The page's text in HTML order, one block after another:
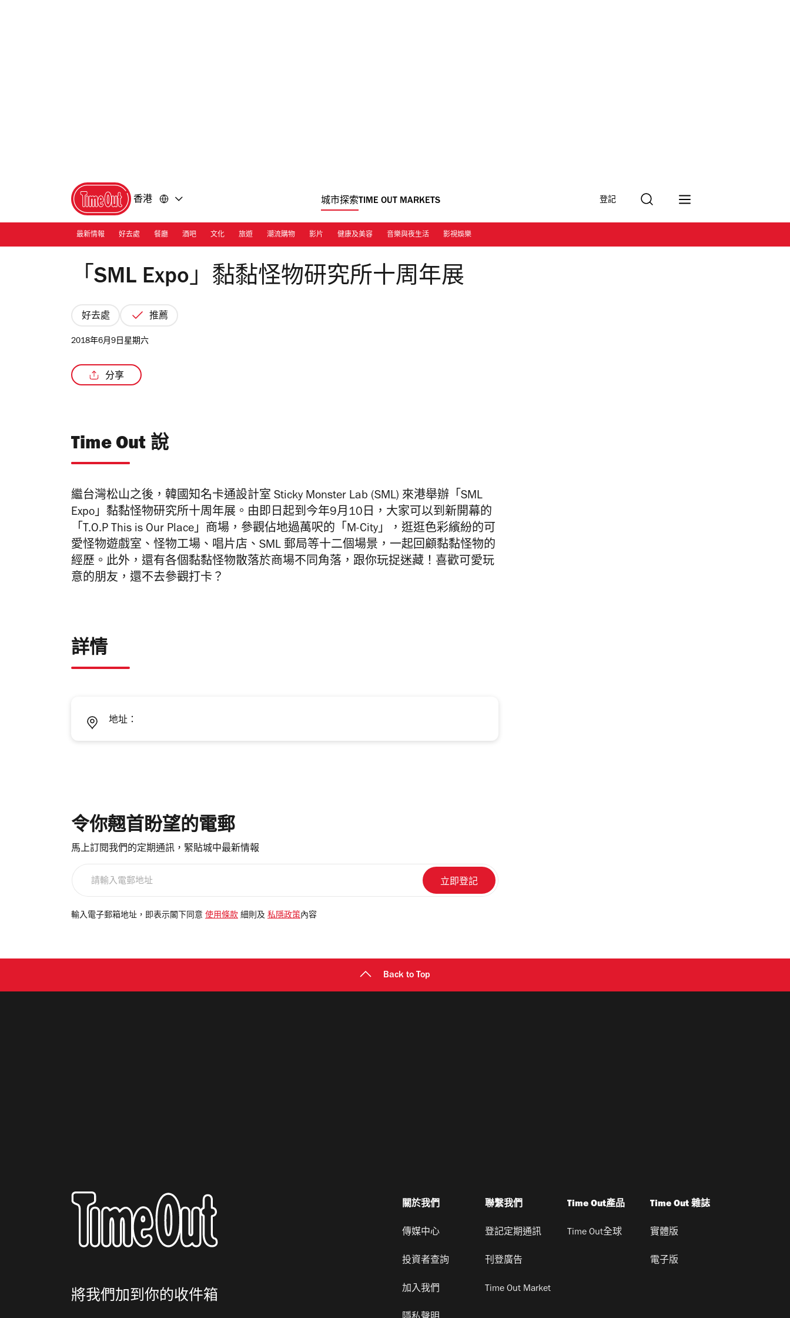
香港 城市探索TIME OUT MARKETS 登記
最新情報 好去處 餐廳 酒吧 文化 旅遊 潮流購物 影片 健康及美容 音樂與夜生活 影視娛樂
「SML Expo」黏黏怪物研究所十周年展
好去處 推薦
2018年6月9日星期六
分享
Time Out 說
繼台灣松山之後，韓國知名卡通設計室 Sticky Monster Lab (SML) 來港舉辦「SML
Expo」黏黏怪物研究所十周年展。由即日起到今年9月10日，大家可以到新開幕的
「T.O.P This is Our Place」商場，參觀佔地過萬呎的「M-City」，逛逛色彩繽紛的可
愛怪物遊戲室、怪物工場、唱片店、SML 郵局等十二個場景，一起回顧黏黏怪物的
經歷。此外，還有各個黏黏怪物散落於商場不同角落，跟你玩捉迷藏！喜歡可愛玩
意的朋友，還不去參觀打卡？
詳情
地址：
令你翹首盼望的電郵
馬上訂閱我們的定期通訊，緊貼城中最新情報
電
輸入電子郵箱地址，即表示閣下同意 使用條款 細則及 私隱政策 內容
Back to Top
將我們加到你的收件箱
關於我們
傳媒中心
投資者查詢
加入我們
聯繫我們
登記定期通訊
刊登廣告
Time Out Market
Time Out產品
Time Out全球
Time Out 雜誌
實體版
電子版